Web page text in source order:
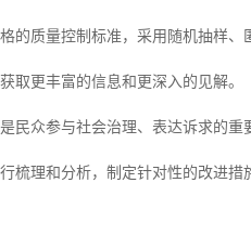
的质量控制标准，采用随机抽样、
取更丰富的信息和更深入的见解。
民众参与社会治理、表达诉求的重
梳理和分析，制定针对性的改进